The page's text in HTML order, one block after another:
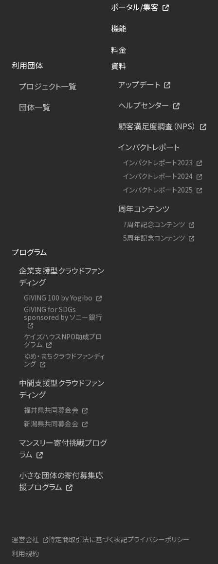
ポータル/集客
機能
料金
利用団体
プロジェクト一覧
団体一覧
資料
アップデート
ヘルプセンター
顧客満足度調査（NPS）
インパクトレポート
インパクトレポート2023
インパクトレポート2024
インパクトレポート2025
周年コンテンツ
7周年記念コンテンツ
5周年記念コンテンツ
プログラム
企業支援型クラウドファン
ディング
GIVING 100 by Yogibo
GIVING for SDGs
sponsored by ソニー銀行
ケイズハウスNPO助成プロ
グラム
ゆめ・まちクラウドファンディ
ング
中間支援型クラウドファン
ディング
福井県共同募金会
新潟県共同募金会
マンスリー寄付挑戦プログ
ラム
小さな団体の寄付募集応
援プログラム
運営会社 特定商取引法に基づく表記プライバシーポリシー
利用規約